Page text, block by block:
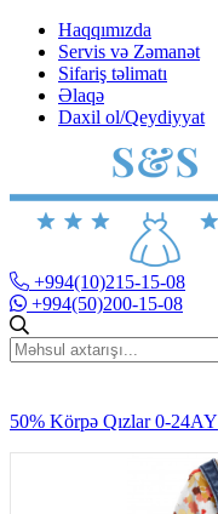
Haqqımızda
Servis və Zəmanət
Sifariş təlimatı
Əlaqə
Daxil ol/Qeydiyyat
+994(10)215-15-08
+994(50)200-15-08
50% Körpə Qızlar 0-24AY